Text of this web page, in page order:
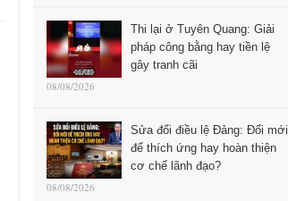
Thi lại ở Tuyên Quang: Giải
pháp công bằng hay tiền lệ
gây tranh cãi
08/08/2026
Sửa đổi điều lệ Đảng: Đổi mới
để thích ứng hay hoàn thiện
cơ chế lãnh đạo?
08/08/2026